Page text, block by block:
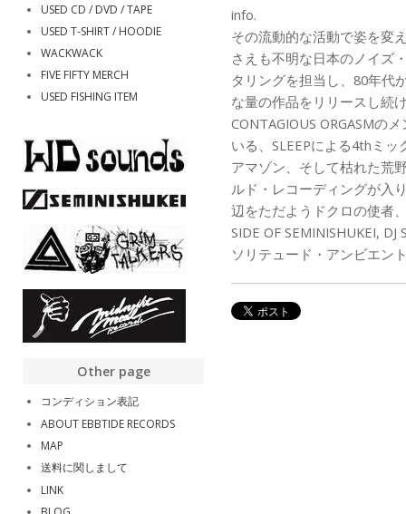
info.
その流動的な活動で姿を変
さえも不明な日本のノイズ
タリングを担当し、80年代
な量の作品をリリースし続
CONTAGIOUS ORGASMの
いる、SLEEPによる4thミ
アマゾン、そして枯れた荒
ルド・レコーディングが入
辺をただようドクロの使者
SIDE OF SEMINISHUKEI,
ソリテュード・アンビエン
USED CD / DVD / TAPE
USED T-SHIRT / HOODIE
WACKWACK
FIVE FIFTY MERCH
USED FISHING ITEM
Other page
コンディション表記
ABOUT EBBTIDE RECORDS
MAP
送料に関しまして
LINK